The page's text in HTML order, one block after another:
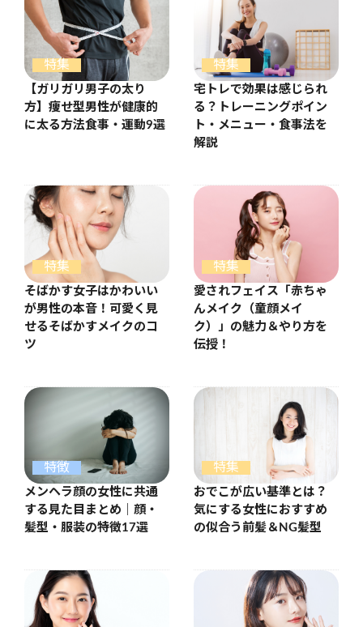
特集
【ガリガリ男子の太り
方】痩せ型男性が健康的
に太る方法食事・運動9選
特集
宅トレで効果は感じられ
る？トレーニングポイン
ト・メニュー・食事法を
解説
特集
そばかす女子はかわいい
が男性の本音！可愛く見
せるそばかすメイクのコ
ツ
特集
愛されフェイス「赤ちゃ
んメイク（童顔メイ
ク）」の魅力＆やり方を
伝授！
特徴
メンヘラ顔の女性に共通
する見た目まとめ｜顔・
髪型・服装の特徴17選
特集
おでこが広い基準とは？
気にする女性におすすめ
の似合う前髪＆NG髪型